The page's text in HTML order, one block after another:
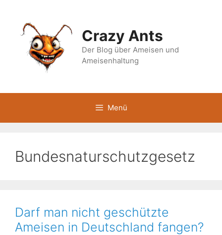
springen
Crazy Ants
Der Blog über Ameisen und
Ameisenhaltung
Menü
Bundesnaturschutzgesetz
Darf man nicht geschützte
Ameisen in Deutschland fangen?